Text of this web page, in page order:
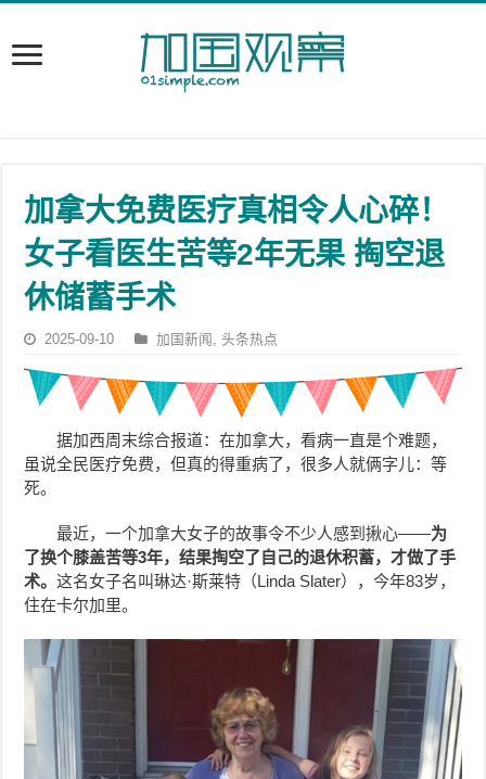
加拿大免费医疗真相令人心碎！
女子看医生苦等2年无果 掏空退
休储蓄手术
2025-09-10 加国新闻 ,头条热点
据加西周末综合报道：在加拿大，看病一直是个难题，
虽说全民医疗免费，但真的得重病了，很多人就俩字儿：等
死。
最近，一个加拿大女子的故事令不少人感到揪心——为
了换个膝盖苦等3年，结果掏空了自己的退休积蓄，才做了手
术。这名女子名叫琳达·斯莱特（Linda Slater），今年83岁，
住在卡尔加里。